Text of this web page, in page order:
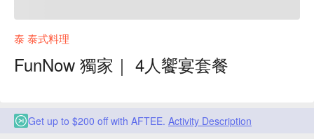
泰 泰式料理
FunNow 獨家｜ 4人饗宴套餐
Get up to $200 off with AFTEE. Activity Description